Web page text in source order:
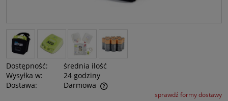
Dostępność:
średnia ilość
Wysyłka w:
24 godziny
Dostawa:
Darmowa
Cena nie zawiera ewentualnych kosztów płatnościsprawdź formy dostawy